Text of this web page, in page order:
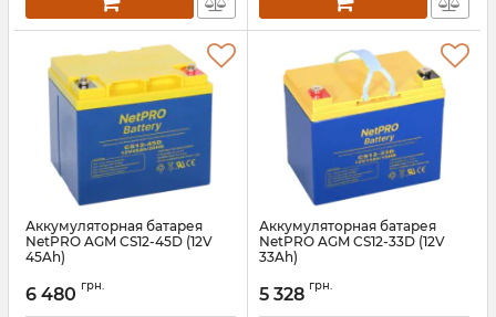
Аккумуляторная батарея
NetPRO AGM CS12-45D (12V
45Ah)
6 480 грн.
Аккумуляторная батарея
NetPRO AGM CS12-33D (12V
33Ah)
5 328 грн.